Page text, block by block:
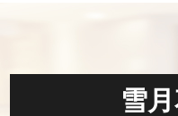
雪